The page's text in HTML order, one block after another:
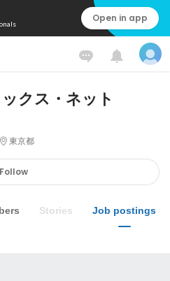
Open in app
クス・ネット
東京都
Follow
Stories Job postings